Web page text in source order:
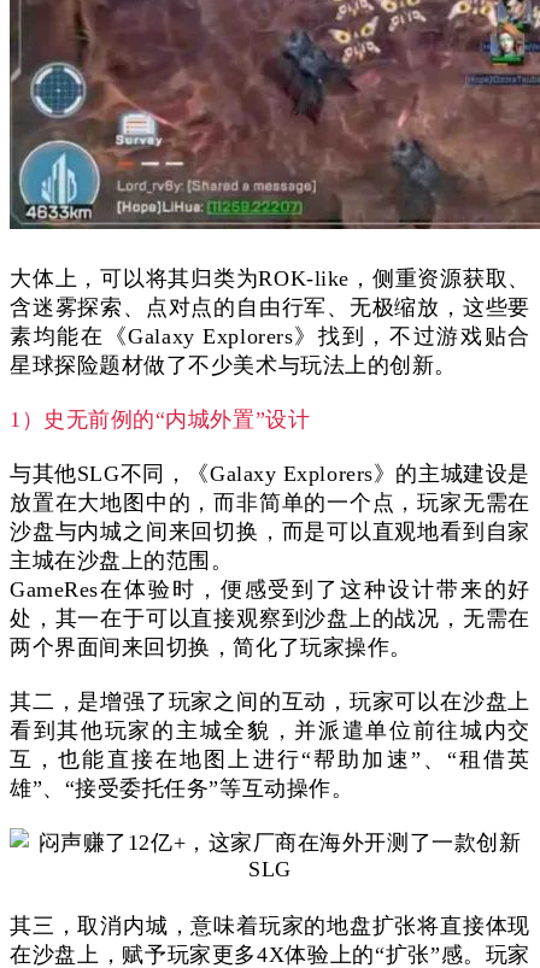
大体上，可以将其归类为ROK-like，侧重资源获取、
含迷雾探索、点对点的自由行军、无极缩放，这些要
素均能在《Galaxy Explorers》找到，不过游戏贴合
星球探险题材做了不少美术与玩法上的创新。
1）史无前例的“内城外置”设计
与其他SLG不同，《Galaxy Explorers》的主城建设是
放置在大地图中的，而非简单的一个点，玩家无需在
沙盘与内城之间来回切换，而是可以直观地看到自家
主城在沙盘上的范围。
GameRes在体验时，便感受到了这种设计带来的好
处，其一在于可以直接观察到沙盘上的战况，无需在
两个界面间来回切换，简化了玩家操作。
其二，是增强了玩家之间的互动，玩家可以在沙盘上
看到其他玩家的主城全貌，并派遣单位前往城内交
互，也能直接在地图上进行“帮助加速”、“租借英
雄”、“接受委托任务”等互动操作。
其三，取消内城，意味着玩家的地盘扩张将直接体现
在沙盘上，赋予玩家更多4X体验上的“扩张”感。玩家